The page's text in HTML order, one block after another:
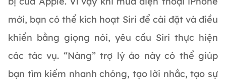
mới, bạn có thể kích hoạt Siri để cài đặt và điều
khiển bằng giọng nói, yêu cầu Siri thực hiện
các tác vụ. “Nàng” trợ lý ảo này có thể giúp
bạn tìm kiếm nhanh chóng, tạo lời nhắc, tạo sự